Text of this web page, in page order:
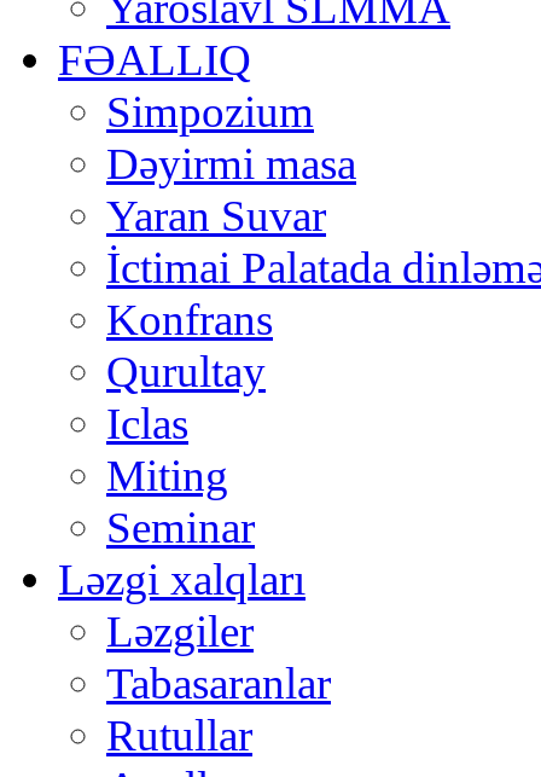
FƏALLIQ
Simpozium
Dəyirmi masa
Yaran Suvar
İctimai Palatada
Konfrans
Qurultay
Iclas
Miting
Seminar
Ləzgi xalqları
Ləzgiler
Tabasaranlar
Rutullar